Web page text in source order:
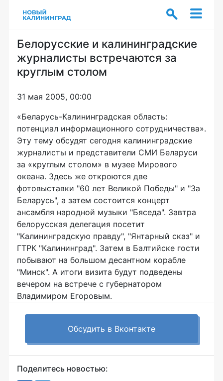
Белорусские и калининградские
журналисты встречаются за
круглым столом
31 мая 2005, 00:00
«Беларусь-Калининградская область:
потенциал информационного сотрудничества».
Эту тему обсудят сегодня калининградские
журналисты и представители СМИ Беларуси
за «круглым столом» в музее Мирового
океана. Здесь же откроются две
фотовыставки "60 лет Великой Победы" и "За
Беларусь", а затем состоится концерт
ансамбля народной музыки "Бяседа". Завтра
белорусская делегация посетит
"Калининградскую правду", "Янтарный сказ" и
ГТРК "Калининград". Затем в Балтийске гости
побывают на большом десантном корабле
"Минск". А итоги визита будут подведены
вечером на встрече с губернатором
Владимиром Егоровым.
Обсудить в Вконтакте
Поделитесь новостью: